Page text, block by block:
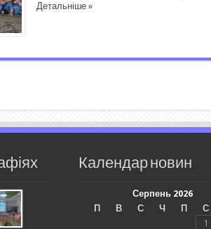
Детальніше »
Календар новин
Серпень 2026
П
В С Ч П С
1